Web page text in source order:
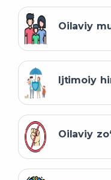
Oilaviy
Ijtimoiy
Oilaviy